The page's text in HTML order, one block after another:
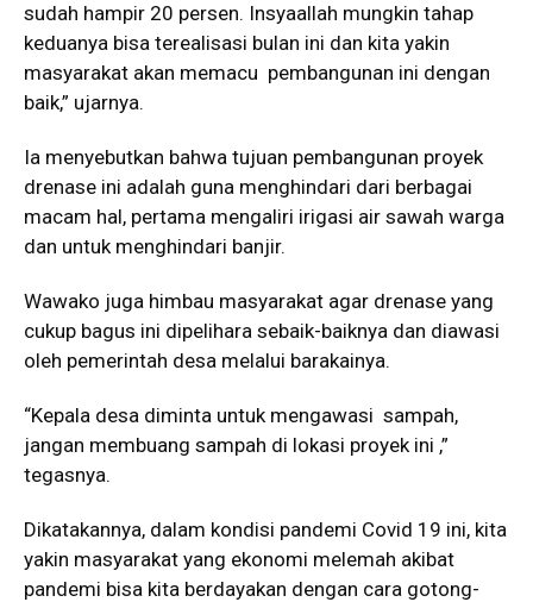
sudah hampir 20 persen. Insyaallah mungkin tahap
keduanya bisa terealisasi bulan ini dan kita yakin
masyarakat akan memacu pembangunan ini dengan
baik,” ujarnya.
Ia menyebutkan bahwa tujuan pembangunan proyek
drenase ini adalah guna menghindari dari berbagai
macam hal, pertama mengaliri irigasi air sawah warga
dan untuk menghindari banjir.
Wawako juga himbau masyarakat agar drenase yang
cukup bagus ini dipelihara sebaik-baiknya dan diawasi
oleh pemerintah desa melalui barakainya.
“Kepala desa diminta untuk mengawasi sampah,
jangan membuang sampah di lokasi proyek ini ,”
tegasnya.
Dikatakannya, dalam kondisi pandemi Covid 19 ini, kita
yakin masyarakat yang ekonomi melemah akibat
pandemi bisa kita berdayakan dengan cara gotong-